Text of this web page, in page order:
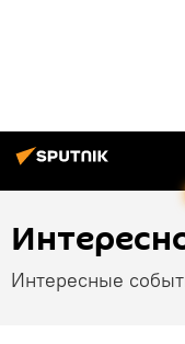
Интересные